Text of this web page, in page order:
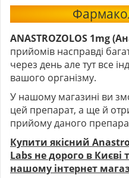
ANASTROZOLOS 1mg
прийомів насправді
через день але тут все
вашого організму.
У нашому магазині ви
цей препарат, а ще й
прийому даного
Купити якісний
Labs не дорого в Києві
нашому інтернет